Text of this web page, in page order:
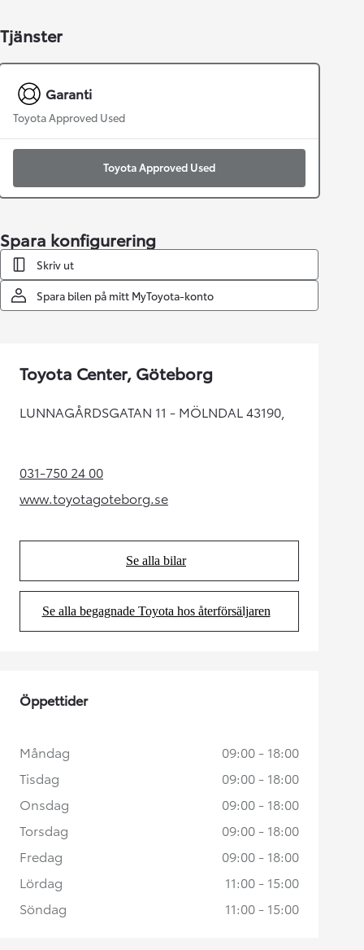
Tjänster
Garanti
Toyota Approved Used
Toyota Approved Used
Spara konfigurering
Skriv ut
Spara bilen på mitt MyToyota-konto
Toyota Center, Göteborg
LUNNAGÅRDSGATAN 11 - MÖLNDAL 43190,
031-750 24 00(Opens in new tab)
www.toyotagoteborg.se
(Opens in new tab)
Se alla bilar
(Opens in new tab)
Se alla begagnade Toyota hos återförsäljaren
(Opens in new tab)
Öppettider
Måndag
09:00 - 18:00
Tisdag
09:00 - 18:00
Onsdag
09:00 - 18:00
Torsdag
09:00 - 18:00
Fredag
09:00 - 18:00
Lördag
11:00 - 15:00
Söndag
11:00 - 15:00